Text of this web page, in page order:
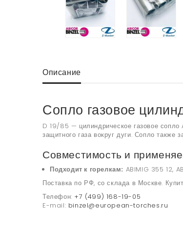
Описание
Сопло газовое
D 19/85 — цилиндрическое газовое
защитного газа вокруг дуги. Сопло также
Совместимость и
Подходит к горелкам: ABIMIG 355 12,
Поставка по РФ, со склада в Москве.
Телефон: +7 (499) 168-19-05
E-mail: binzel@european-torches.ru